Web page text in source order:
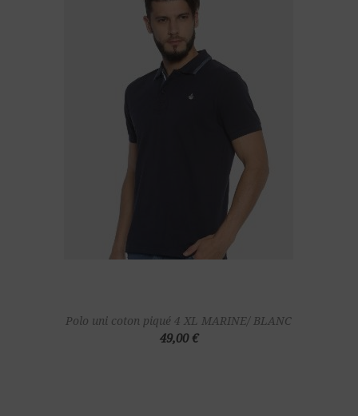
Polo uni coton piqué 4 XL MARINE/ BLANC
49,00 €